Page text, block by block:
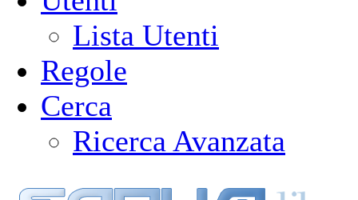
Lista Utenti
Regole
Cerca
Ricerca Avanzata